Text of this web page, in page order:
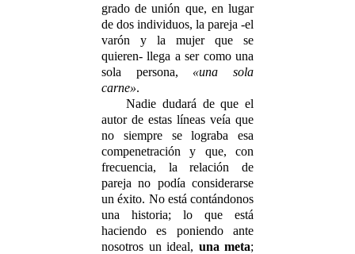
grado de unión que, en lugar
de dos individuos, la pareja -el
varón y la mujer que se
quieren- llega a ser como una
sola persona, «una sola
carne».
Nadie dudará de que el
autor de estas líneas veía que
no siempre se lograba esa
compenetración y que, con
frecuencia, la relación de
pareja no podía considerarse
un éxito. No está contándonos
una historia; lo que está
haciendo es poniendo ante
nosotros un ideal, una meta;